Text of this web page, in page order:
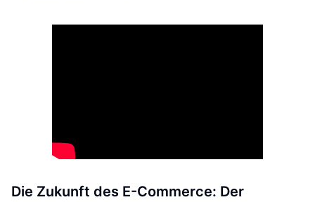
Die Zukunft des E-Commerce: Der